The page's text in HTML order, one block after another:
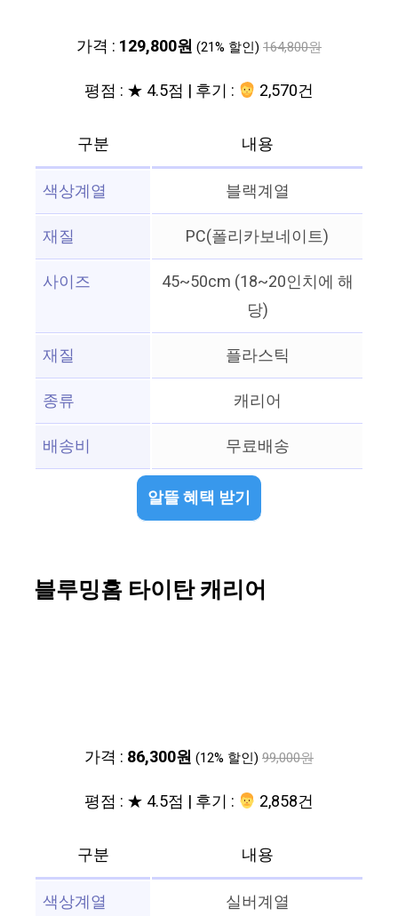
가격 : 129,800원 (21% 할인) 164,800원
평점 : ★ 4.5점 | 후기 : 2,570건
구분
내용
색상계열
블랙계열
재질
PC(폴리카보네이트)
사이즈
45~50cm (18~20인치에 해
당)
재질
플라스틱
종류
캐리어
배송비
무료배송
알뜰 혜택 받기
블루밍홈 타이탄 캐리어
가격 : 86,300원 (12% 할인) 99,000원
평점 : ★ 4.5점 | 후기 : ‍‍ 2,858건
구분
내용
색상계열
실버계열